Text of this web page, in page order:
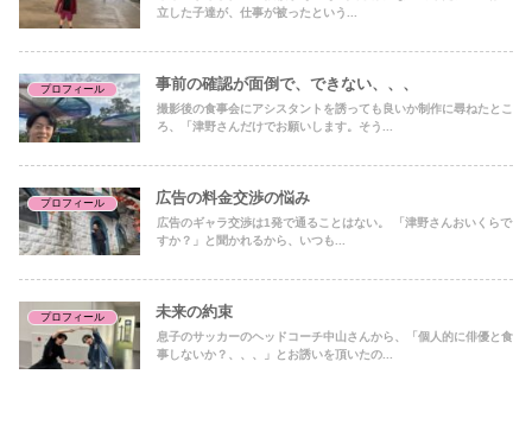
立した子達が、仕事が被ったという...
プロフィール 事前の確認が面倒で、できない、、、
撮影後の食事会にアシスタントを誘っても良いか制作に尋ねたとこ
ろ、「津野さんだけでお願いします。そう...
プロフィール 広告の料金交渉の悩み
広告のギャラ交渉は1発で通ることはない。 「津野さんおいくらで
すか？」と聞かれるから、いつも...
プロフィール 未来の約束
息子のサッカーのヘッドコーチ中山さんから、「個人的に俳優と食
事しないか？、、、」とお誘いを頂いたの...